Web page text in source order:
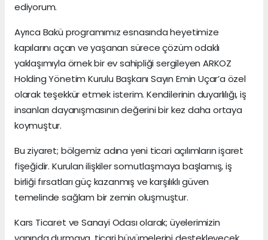
ediyorum.
Ayrıca Bakü programımız esnasında heyetimize
kapılarını açan ve yaşanan sürece çözüm odaklı
yaklaşımıyla örnek bir ev sahipliği sergileyen ARKOZ
Holding Yönetim Kurulu Başkanı Sayın Emin Uçar’a özel
olarak teşekkür etmek isterim. Kendilerinin duyarlılığı, iş
insanları dayanışmasının değerini bir kez daha ortaya
koymuştur.
Bu ziyaret; bölgemiz adına yeni ticari açılımların işaret
fişeğidir. Kurulan ilişkiler somutlaşmaya başlamış, iş
birliği fırsatları güç kazanmış ve karşılıklı güven
temelinde sağlam bir zemin oluşmuştur.
Kars Ticaret ve Sanayi Odası olarak; üyelerimizin